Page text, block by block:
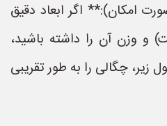
امکان):** اگر ابعاد دقیق
وزن آن را داشته باشید،
زیر، چگالی را به طور تقریبی